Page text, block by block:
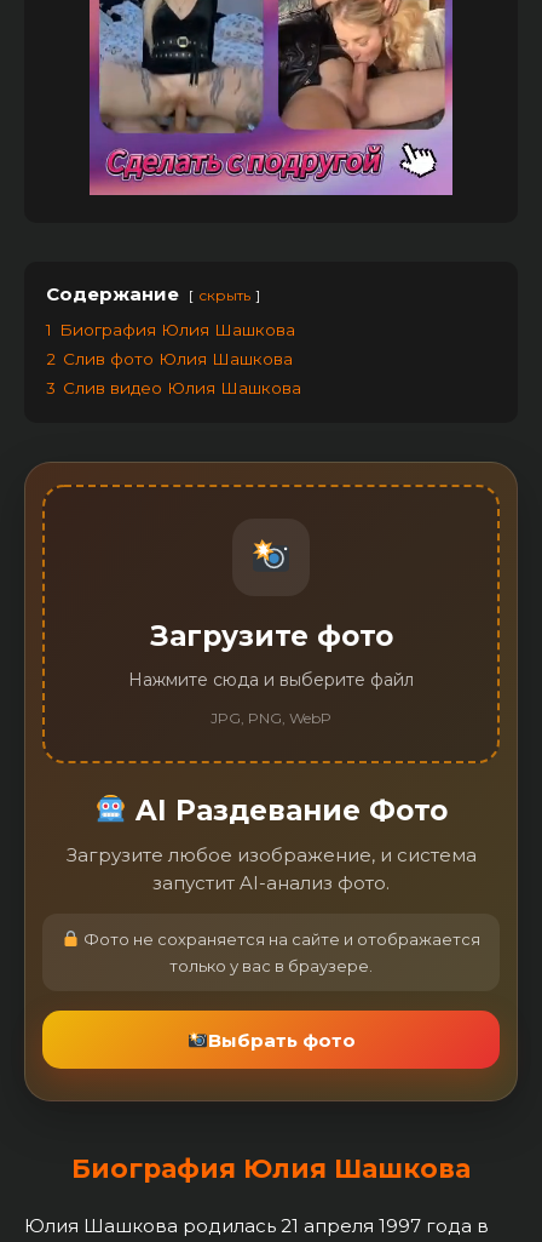
Содержание скрыть
1
Биография Юлия Шашкова
2 Слив фото Юлия Шашкова
3 Слив видео Юлия Шашкова
Загрузите фото
Нажмите сюда и выберите файл
JPG, PNG, WebP
AI Раздевание Фото
Загрузите любое изображение, и система
запустит AI-анализ фото.
Фото не сохраняется на сайте и отображается
только у вас в браузере.
Выбрать фото
Биография Юлия Шашкова
Юлия Шашкова родилась 21 апреля 1997 года в